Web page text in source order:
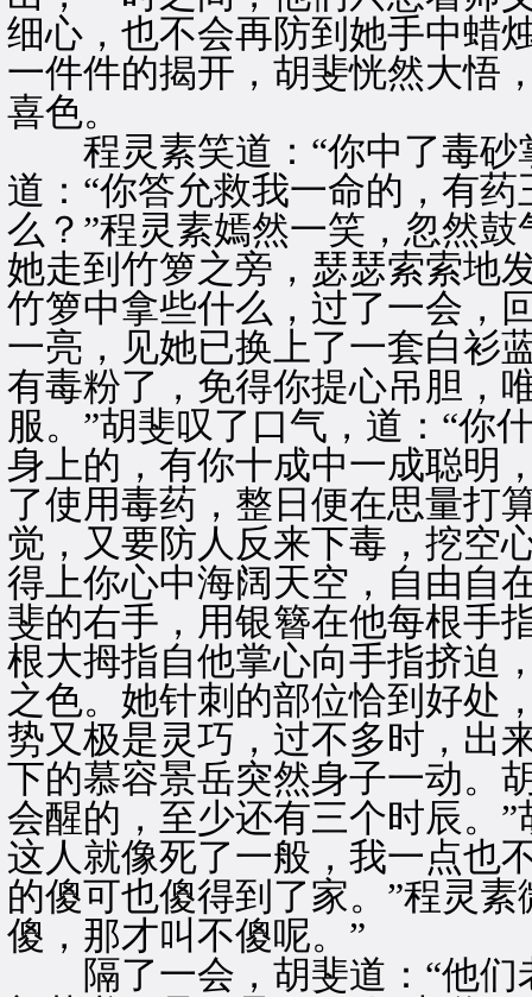
细心，也不会再防到她手中蜡
一件件的揭开，胡斐恍然大悟
喜色。
程灵素笑道：“你中了毒砂
道：“你答允救我一命的，有
么？”程灵素嫣然一笑，忽然
她走到竹箩之旁，瑟瑟索索地
竹箩中拿些什么，过了一会，
一亮，见她已换上了一套白衫
有毒粉了，免得你提心吊胆，
服。”胡斐叹了口气，道：“你
身上的，有你十成中一成聪明
了使用毒药，整日便在思量打
觉，又要防人反来下毒，挖空
得上你心中海阔天空，自由自
斐的右手，用银簪在他每根手
根大拇指自他掌心向手指挤迫
之色。她针刺的部位恰到好处
势又极是灵巧，过不多时，出
下的慕容景岳突然身子一动。
会醒的，至少还有三个时辰。
这人就像死了一般，我一点也
的傻可也傻得到了家。”程灵
傻，那才叫不傻呢。”
隔了一会，胡斐道：“他们